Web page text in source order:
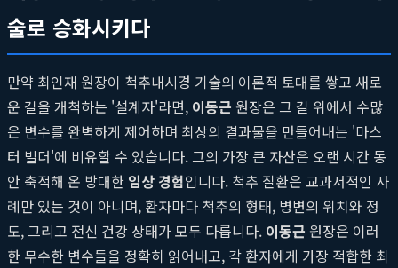
술로 승화시키다
만약 최인재 원장이 척추내시경 기술의 이론적 토대를 쌓고 새로
운 길을 개척하는 '설계자'라면, 이동근 원장은 그 길 위에서 수많
은 변수를 완벽하게 제어하며 최상의 결과물을 만들어내는 '마스
터 빌더'에 비유할 수 있습니다. 그의 가장 큰 자산은 오랜 시간 동
안 축적해 온 방대한 임상 경험입니다. 척추 질환은 교과서적인 사
례만 있는 것이 아니며, 환자마다 척추의 형태, 병변의 위치와 정
도, 그리고 전신 건강 상태가 모두 다릅니다. 이동근 원장은 이러
한 무수한 변수들을 정확히 읽어내고, 각 환자에게 가장 적합한 최